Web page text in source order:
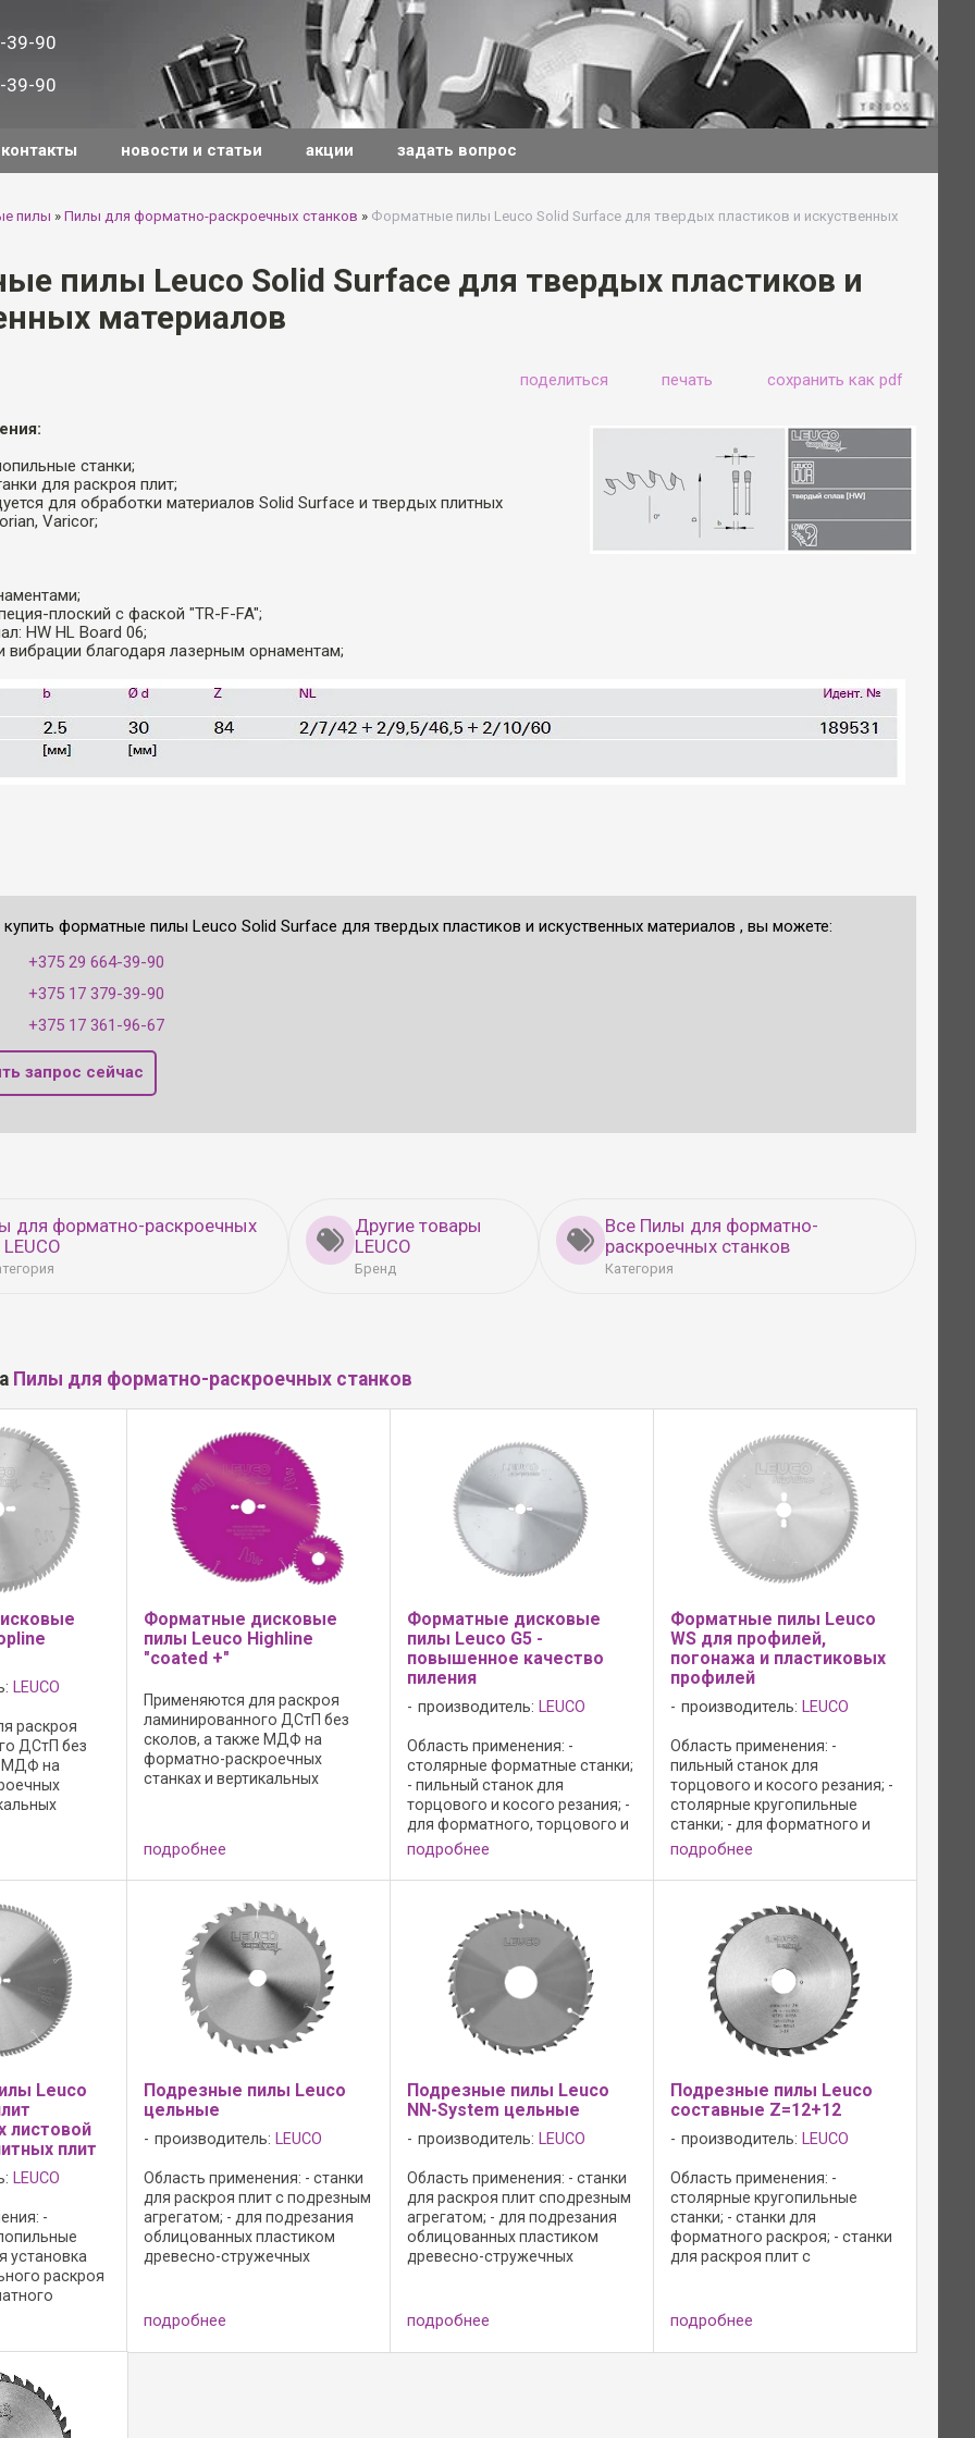
39-90
39-90
контакты новости и статьи акции задать вопрос
пилы » Пилы для форматно-раскроечных станков » Форматные пилы Leuco Solid Surface для твердых пластиков и искуственных
пилы Leuco Solid Surface для твердых пластиков и
материалов
поделиться печать сохранить как pdf
станки;
для раскроя плит;
для обработки материалов Solid Surface и твердых плитных
Varicor;
плоский с фаской "TR-F-FA";
HW HL Board 06;
вибрации благодаря лазерным орнаментам;
купить форматные пилы Leuco Solid Surface для твердых пластиков и искуственных материалов , вы можете:
+375 29 664-39-90
+375 17 379-39-90
+375 17 361-96-67
запрос сейчас
для форматно-раскроечных
Другие товары
LEUCO
Бренд
Все Пилы для форматно-
раскроечных станков
Категория
Пилы для форматно-раскроечных станков
LEUCO
раскроя
ДСтП без
МДФ на
...
Форматные дисковые
пилы Leuco Highline
"coated +"
Применяются для раскроя
ламинированного ДСтП без
сколов, а также МДФ на
форматно-раскроечных
станках и вертикальных
дисковые пилы с полным
покрытием PTFE: - защищает
подробнее
Форматные дисковые
пилы Leuco G5 -
повышенное качество
пиления
производитель: LEUCO
Область применения: -
столярные форматные станки;
- пильный станок для
торцового и косого резания; -
для форматного, торцового и
косого резания на ус без
сколов в древесно-
стружечных материалах,
полимерных материалах; ...
подробнее
Форматные пилы Leuco
WS для профилей,
погонажа и пластиковых
профилей
производитель: LEUCO
Область применения: -
пильный станок для
торцового и косого резания; -
столярные кругопильные
станки; - для форматного и
обрезного реза в древесно-
стружечных материалах;
Преимущества: - резание без
сколов без применения
подрезного агрегата
благодаря ...
подробнее
Leuco
листовой
плит
LEUCO
-
установка
раскроя
или тонкой
- для
и в пакете; И
Подрезные пилы Leuco
цельные
производитель: LEUCO
Область применения: - станки
для раскроя плит с подрезным
агрегатом; - для подрезания
облицованных пластиком
древесно-стружечных
мощность двигателя за счет
формы зуба "KO-WS"; - для
большего ...
подробнее
Подрезные пилы Leuco
NN-System цельные
производитель: LEUCO
Область применения: - станки
для раскроя плит сподрезным
агрегатом; - для подрезания
облицованных пластиком
древесно-стружечных
стружки NoNoise форма зуба:
конический плоский зуб "KO-F";
- ...
подробнее
Подрезные пилы Leuco
составные Z=12+12
производитель: LEUCO
Область применения: -
столярные кругопильные
станки; - станки для
форматного раскроя; - станки
для раскроя плит с
облицованных пластиком
древесно-стружечных
материалов; Конструктивное
подробнее